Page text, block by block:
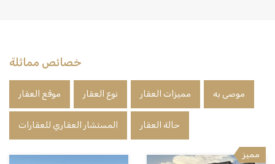
خصائص مماثلة
موصى به مميزات العقار نوع العقار موقع العقار
حالة العقار المستشار العقاري للعقارات
مميز